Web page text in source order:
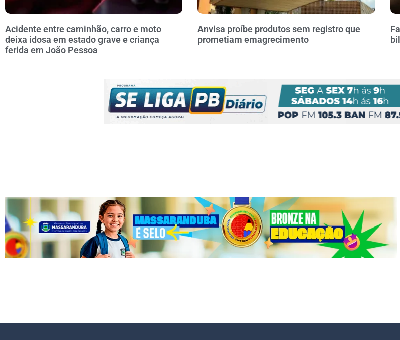
Acidente entre caminhão, carro e moto
deixa idosa em estado grave e criança
ferida em João Pessoa
Anvisa proíbe produtos sem registro que
prometiam emagrecimento